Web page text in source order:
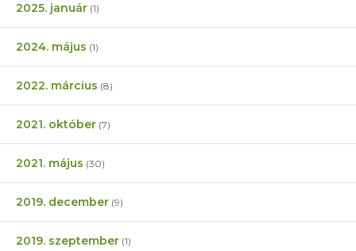
2025. január (1)
2024. május (1)
2022. március (8)
2021. október (7)
2021. május (30)
2019. december (9)
2019. szeptember (1)